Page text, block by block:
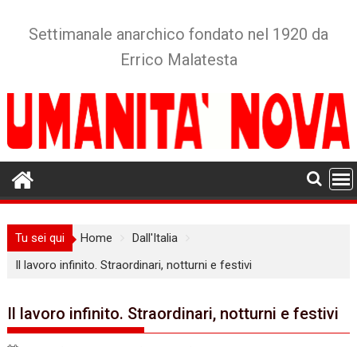
Settimanale anarchico fondato nel 1920 da
Errico Malatesta
Tu sei qui Home
Dall'Italia
Il lavoro infinito. Straordinari, notturni e festivi
Il lavoro infinito. Straordinari, notturni e festivi